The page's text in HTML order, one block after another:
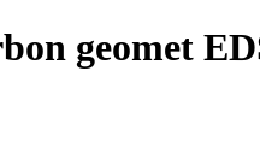
geomet